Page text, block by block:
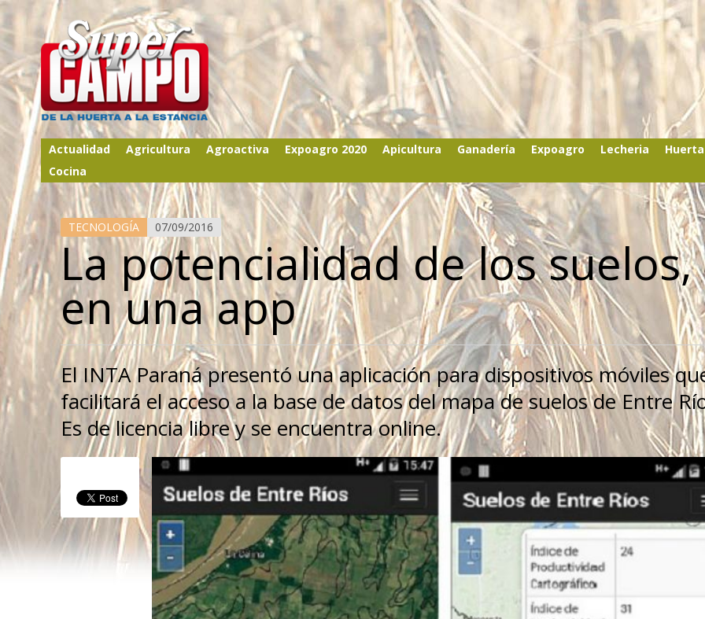
Actualidad Agricultura Agroactiva Expoagro 2020 Apicultura Ganadería Expoagro Lecheria
Cocina
TECNOLOGÍA 07/09/2016
La potencialidad de los suelos,
en una app
El INTA Paraná presentó una aplicación para dispositivos móviles
facilitará el acceso a la base de datos del mapa de suelos de Entre
Es de licencia libre y se encuentra online.